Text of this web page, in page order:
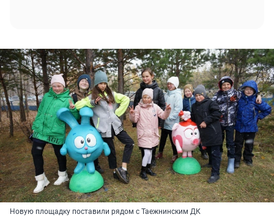
Новую площадку поставили рядом с Таежнинским ДК